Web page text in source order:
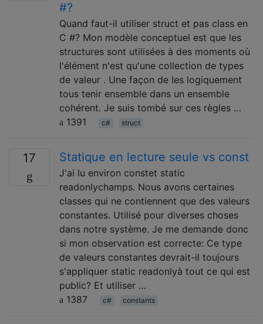
#?
Quand faut-il utiliser struct et pas class en
C #? Mon modèle conceptuel est que les
structures sont utilisées à des moments où
l'élément n'est qu'une collection de types
de valeur . Une façon de les logiquement
tous tenir ensemble dans un ensemble
cohérent. Je suis tombé sur ces règles …
1391
c# struct
17 Statique en lecture seule vs const
J'ai lu environ constet static
readonlychamps. Nous avons certaines
classes qui ne contiennent que des valeurs
constantes. Utilisé pour diverses choses
dans notre système. Je me demande donc
si mon observation est correcte: Ce type
de valeurs constantes devrait-il toujours
s'appliquer static readonlyà tout ce qui est
public? Et utiliser …
1387
c# constants